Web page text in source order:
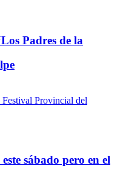
Padres de la
sábado pero en el